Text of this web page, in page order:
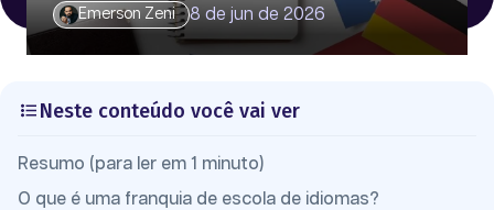
Emerson Zeni 8 de jun de 2026
Neste conteúdo você vai ver
Resumo (para ler em 1 minuto)
O que é uma franquia de escola de idiomas?